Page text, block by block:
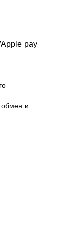
pay
обмен и